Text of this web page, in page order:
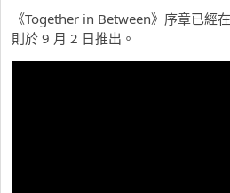
《Together in Between》序章已經
則於 9 月 2 日推出。